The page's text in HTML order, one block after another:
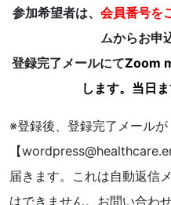
参加希望者は、 会員番号を
ムからお申
登録完了メールにてZoom
します。当日
※登録後、登録完了メールが
【
届きます。これは自動返信
はできません。お問い合わせ